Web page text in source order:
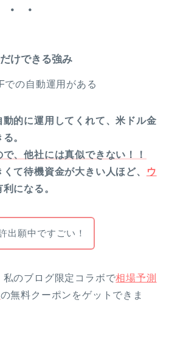
・
だけできる強み
での自動運用がある
的に運用してくれて、米ドル金
。
、他社には真似できない！！
て待機資金が大きい人ほど、
ウ
利になる。
出願中ですごい！
私のブログ限定コラボで相場予測
の無料クーポンをゲットできま